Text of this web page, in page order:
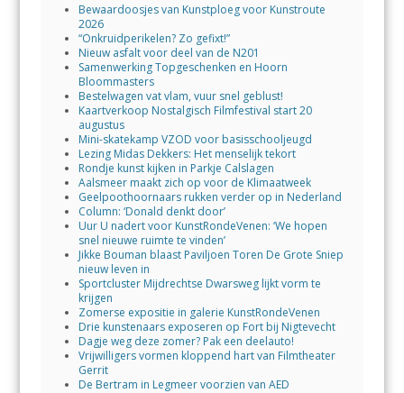
Bewaardoosjes van Kunstploeg voor Kunstroute
2026
“Onkruidperikelen? Zo gefixt!”
Nieuw asfalt voor deel van de N201
Samenwerking Topgeschenken en Hoorn
Bloommasters
Bestelwagen vat vlam, vuur snel geblust!
Kaartverkoop Nostalgisch Filmfestival start 20
augustus
Mini-skatekamp VZOD voor basisschooljeugd
Lezing Midas Dekkers: Het menselijk tekort
Rondje kunst kijken in Parkje Calslagen
Aalsmeer maakt zich op voor de Klimaatweek
Geelpoothoornaars rukken verder op in Nederland
Column: ‘Donald denkt door’
Uur U nadert voor KunstRondeVenen: ‘We hopen
snel nieuwe ruimte te vinden’
Jikke Bouman blaast Paviljoen Toren De Grote Sniep
nieuw leven in
Sportcluster Mijdrechtse Dwarsweg lijkt vorm te
krijgen
Zomerse expositie in galerie KunstRondeVenen
Drie kunstenaars exposeren op Fort bij Nigtevecht
Dagje weg deze zomer? Pak een deelauto!
Vrijwilligers vormen kloppend hart van Filmtheater
Gerrit
De Bertram in Legmeer voorzien van AED